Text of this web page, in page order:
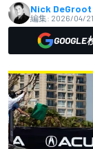
Nick DeGroot
編集: 2026/04/